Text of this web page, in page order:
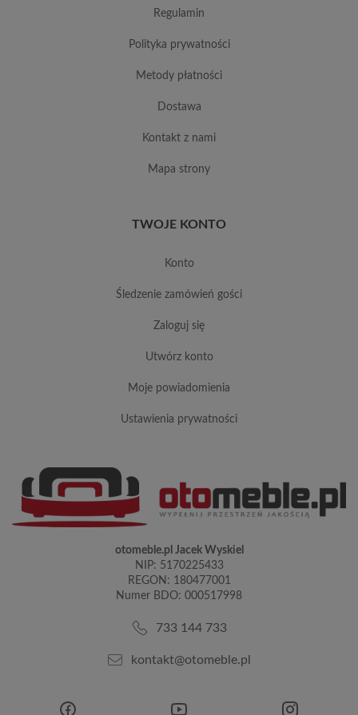
regulamin
polityka prywatności
metody płatności
dostawa
kontakt z nami
mapa strony
TWOJE KONTO
konto
śledzenie zamówień gości
zaloguj się
utwórz konto
moje powiadomienia
ustawienia prywatności
otomeble.pl Jacek Wyskiel
NIP: 5170225433
REGON: 180477001
Numer BDO: 000517998
733 144 733
kontakt@otomeble.pl